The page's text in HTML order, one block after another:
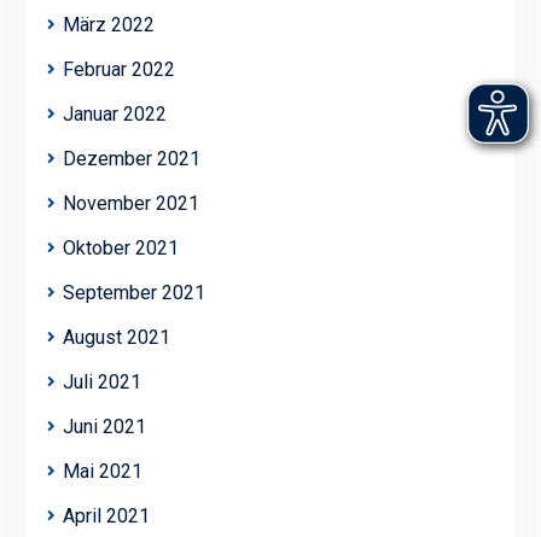
März 2022
Februar 2022
Januar 2022
Dezember 2021
November 2021
Oktober 2021
September 2021
August 2021
Juli 2021
Juni 2021
Mai 2021
April 2021